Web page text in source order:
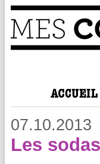
07.10.2013
Les